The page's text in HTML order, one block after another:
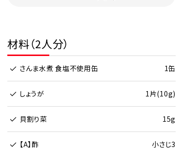
材料（2人分）
さんま水煮 食塩不使用缶 1缶
しょうが 1片(10g)
貝割り菜 15g
【A】酢 小さじ3